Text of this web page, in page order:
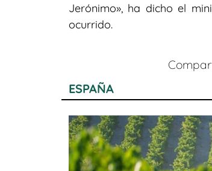
Jerónimo», ha dicho el
ocurrido.
ESPAÑA